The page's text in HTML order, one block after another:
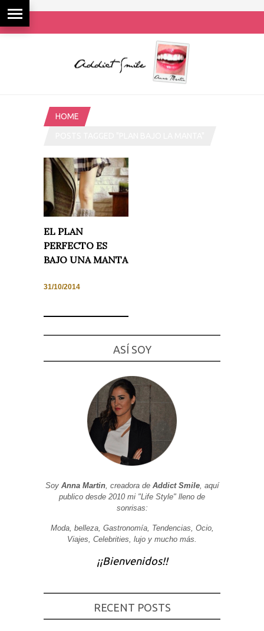
HOME
EL PLAN
PERFECTO ES
BAJO UNA MANTA
31/10/2014
ASÍ SOY
Soy Anna Martin, creadora de Addict Smile, aquí
publico desde 2010 mi "Life Style" lleno de
sonrisas:
Moda, belleza, Gastronomía, Tendencias, Ocio,
Viajes, Celebrities, lujo y mucho más.
¡¡Bienvenidos!!
RECENT POSTS
cookies no
base a cómo
visita. Si
algunas